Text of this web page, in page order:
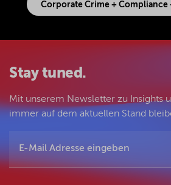
Corporate Crime + Compliance
Stay tuned.
Mit unserem Newsletter zu Insights
immer auf dem aktuellen Stand